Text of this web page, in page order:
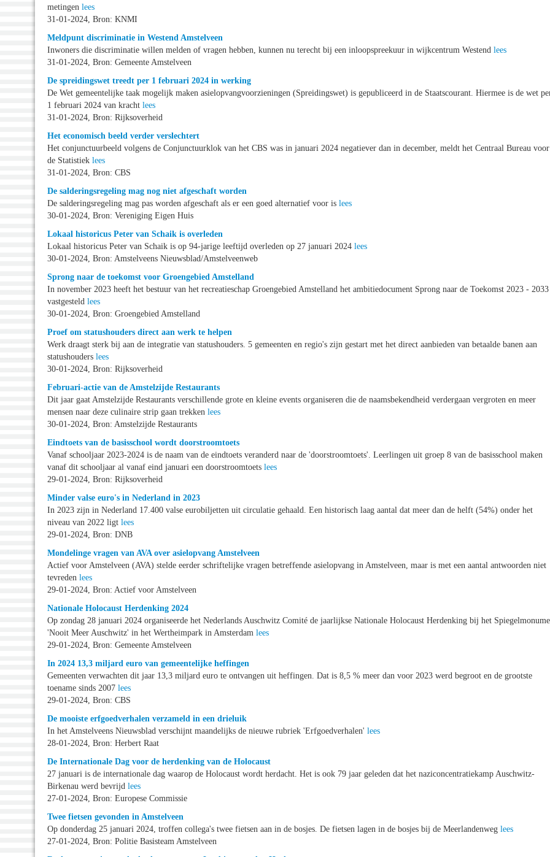
metingen lees
31-01-2024, Bron: KNMI
Meldpunt discriminatie in Westend Amstelveen
Inwoners die discriminatie willen melden of vragen hebben, kunnen nu terecht bij een inloopspreekuur in wijkcentrum Westend lees
31-01-2024, Bron: Gemeente Amstelveen
De spreidingswet treedt per 1 februari 2024 in werking
De Wet gemeentelijke taak mogelijk maken asielopvangvoorzieningen (Spreidingswet) is gepubliceerd in de Staatscourant. Hiermee is de wet
1 februari 2024 van kracht lees
31-01-2024, Bron: Rijksoverheid
Het economisch beeld verder verslechtert
Het conjunctuurbeeld volgens de Conjunctuurklok van het CBS was in januari 2024 negatiever dan in december, meldt het Centraal Bureau voor
de Statistiek lees
31-01-2024, Bron: CBS
De salderingsregeling mag nog niet afgeschaft worden
De salderingsregeling mag pas worden afgeschaft als er een goed alternatief voor is lees
30-01-2024, Bron: Vereniging Eigen Huis
Lokaal historicus Peter van Schaik is overleden
Lokaal historicus Peter van Schaik is op 94-jarige leeftijd overleden op 27 januari 2024 lees
30-01-2024, Bron: Amstelveens Nieuwsblad/Amstelveenweb
Sprong naar de toekomst voor Groengebied Amstelland
In november 2023 heeft het bestuur van het recreatieschap Groengebied Amstelland het ambitiedocument Sprong naar de Toekomst 2023 - 2033
vastgesteld lees
30-01-2024, Bron: Groengebied Amstelland
Proef om statushouders direct aan werk te helpen
Werk draagt sterk bij aan de integratie van statushouders. 5 gemeenten en regio's zijn gestart met het direct aanbieden van betaalde banen aan
statushouders lees
30-01-2024, Bron: Rijksoverheid
Februari-actie van de Amstelzijde Restaurants
Dit jaar gaat Amstelzijde Restaurants verschillende grote en kleine events organiseren die de naamsbekendheid verdergaan vergroten en meer
mensen naar deze culinaire strip gaan trekken lees
30-01-2024, Bron: Amstelzijde Restaurants
Eindtoets van de basisschool wordt doorstroomtoets
Vanaf schooljaar 2023-2024 is de naam van de eindtoets veranderd naar de 'doorstroomtoets'. Leerlingen uit groep 8 van de basisschool maken
vanaf dit schooljaar al vanaf eind januari een doorstroomtoets lees
29-01-2024, Bron: Rijksoverheid
Minder valse euro's in Nederland in 2023
In 2023 zijn in Nederland 17.400 valse eurobiljetten uit circulatie gehaald. Een historisch laag aantal dat meer dan de helft (54%) onder het
niveau van 2022 ligt lees
29-01-2024, Bron: DNB
Mondelinge vragen van AVA over asielopvang Amstelveen
Actief voor Amstelveen (AVA) stelde eerder schriftelijke vragen betreffende asielopvang in Amstelveen, maar is met een aantal antwoorden niet
tevreden lees
29-01-2024, Bron: Actief voor Amstelveen
Nationale Holocaust Herdenking 2024
Op zondag 28 januari 2024 organiseerde het Nederlands Auschwitz Comité de jaarlijkse Nationale Holocaust Herdenking bij het
'Nooit Meer Auschwitz' in het Wertheimpark in Amsterdam lees
29-01-2024, Bron: Gemeente Amstelveen
In 2024 13,3 miljard euro van gemeentelijke heffingen
Gemeenten verwachten dit jaar 13,3 miljard euro te ontvangen uit heffingen. Dat is 8,5 % meer dan voor 2023 werd begroot en de grootste
toename sinds 2007 lees
29-01-2024, Bron: CBS
De mooiste erfgoedverhalen verzameld in een drieluik
In het Amstelveens Nieuwsblad verschijnt maandelijks de nieuwe rubriek 'Erfgoedverhalen' lees
28-01-2024, Bron: Herbert Raat
De Internationale Dag voor de herdenking van de Holocaust
27 januari is de internationale dag waarop de Holocaust wordt herdacht. Het is ook 79 jaar geleden dat het naziconcentratiekamp Auschwitz-
Birkenau werd bevrijd lees
27-01-2024, Bron: Europese Commissie
Twee fietsen gevonden in Amstelveen
Op donderdag 25 januari 2024, troffen collega's twee fietsen aan in de bosjes. De fietsen lagen in de bosjes bij de Meerlandenweg lees
27-01-2024, Bron: Politie Basisteam Amstelveen